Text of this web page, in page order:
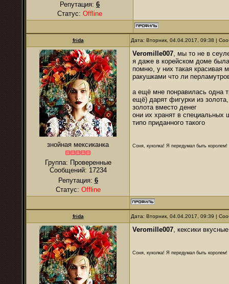
Репутация: 6
Статус: Offline
frida Дата: Вторник, 04.04.2017, 09:38 |
знойная мексиканка
Группа: Проверенные
Сообщений: 17234
Репутация: 6
Статус: Offline
Veromille007, мы то не в
я даже в корейском доме была
помню, у них такая красивая
ракушками что ли
а ещё мне понравилась одна
ещё) дарят фигурки из
золота вместо денег
они их хранят в специальных
типо приданного такого
Соня, куколка! Я передумал быть
frida Дата: Вторник, 04.04.2017, 09:39 |
Veromille007, кексики
Соня, куколка! Я передумал быть